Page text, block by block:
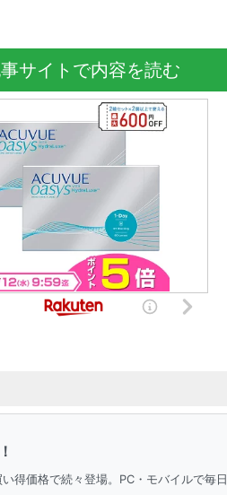
サイトで内容を読む
得価格で続々登場。PC・モバイルで毎